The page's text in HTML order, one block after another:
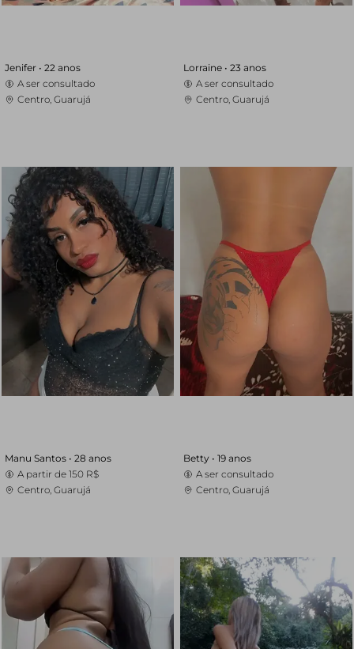
Jenifer • 22 anos
A ser consultado
Centro, Guarujá
Lorraine • 23 anos
A ser consultado
Centro, Guarujá
Manu Santos • 28 anos
A partir de 150 R$
Centro, Guarujá
Betty • 19 anos
A ser consultado
Centro, Guarujá